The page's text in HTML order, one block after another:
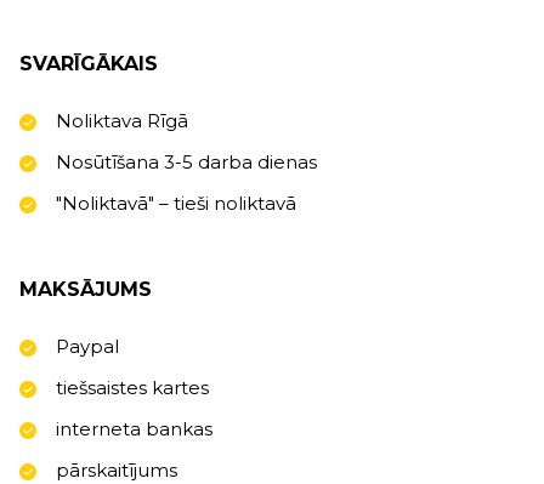
SVARĪGĀKAIS
Noliktava Rīgā
Nosūtīšana 3-5 darba dienas
"Noliktavā" – tieši noliktavā
MAKSĀJUMS
Paypal
tiešsaistes kartes
interneta bankas
pārskaitījums